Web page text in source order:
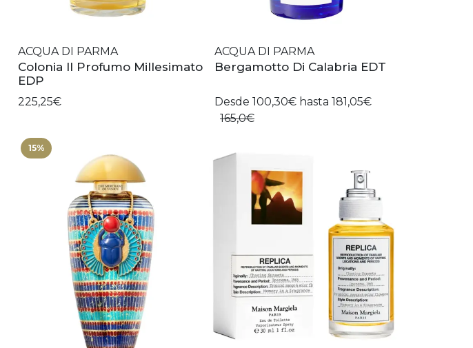
ACQUA DI PARMA
Colonia Il Profumo Millesimato
EDP
225,25€
ACQUA DI PARMA
Bergamotto Di Calabria EDT
Desde 100,30€ hasta 181,05€
165,0€
15%